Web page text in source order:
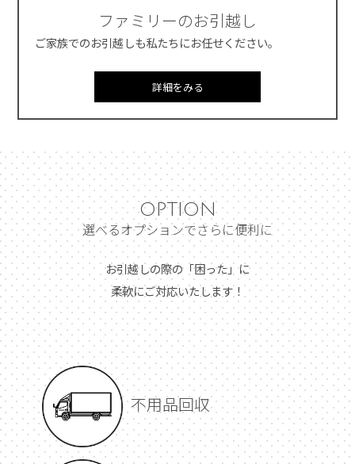
ファミリーのお引越し
ご家族でのお引越しも私たちにお任せください。
詳細をみる
OPTION
選べるオプションでさらに便利に
お引越しの際の「困った」に
柔軟にご対応いたします！
不用品回収